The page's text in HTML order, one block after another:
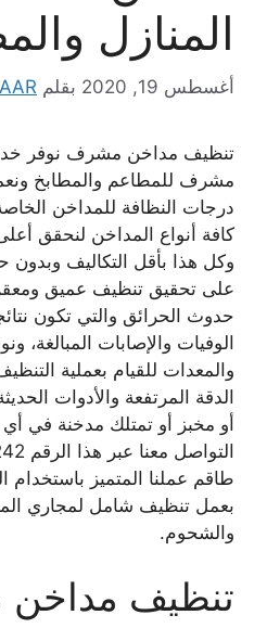
المنازل
أغسطس 19, 2020 بقلم
تنظيف مداخن مشرف نوفر
مشرف للمطاعم والمطابخ
درجات النظافة للمداخن
كافة أنواع المداخن لنحقق
وكل هذا بأقل التكاليف
على تحقيق تنظيف عميق
حدوث الحرائق والتي تكون
الوفيات والإصابات المبالغة،
والمعدات للقيام بعملية
الدقة المرتفعة والأدوات
أو مخبز أو تمتلك مدخنة في
طاقم عملنا المتميز باستخدام
بعمل تنظيف شامل لمجاري
والشحوم.
تنظيف